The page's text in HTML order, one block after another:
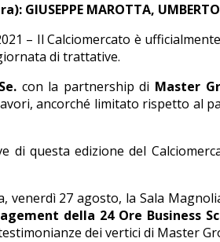
GIUSEPPE MAROTTA,
– Il Calciomercato è
di trattative.
con la partnership di Master
ancorché limitato rispetto al
di questa edizione del
venerdì 27 agosto, la Sala
della 24 Ore Business
dei vertici di Master